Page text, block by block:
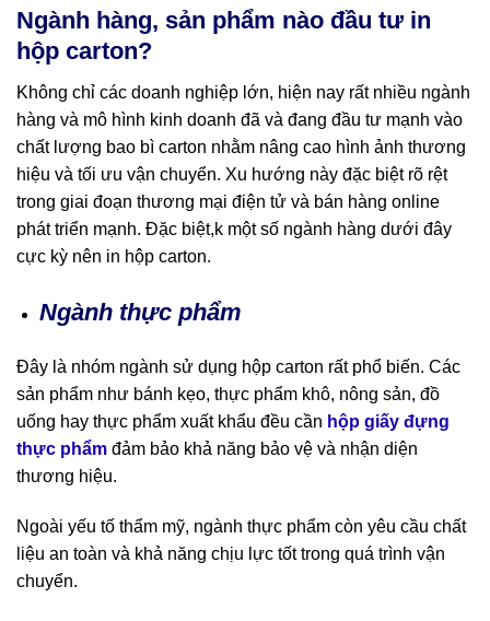
Ngành hàng, sản phẩm nào đầu tư in
hộp carton?
Không chỉ các doanh nghiệp lớn, hiện nay rất nhiều ngành
hàng và mô hình kinh doanh đã và đang đầu tư mạnh vào
chất lượng bao bì carton nhằm nâng cao hình ảnh thương
hiệu và tối ưu vận chuyển. Xu hướng này đặc biệt rõ rệt
trong giai đoạn thương mại điện tử và bán hàng online
phát triển mạnh. Đặc biệt,k một số ngành hàng dưới đây
cực kỳ nên in hộp carton.
Ngành thực phẩm
Đây là nhóm ngành sử dụng hộp carton rất phổ biến. Các
sản phẩm như bánh kẹo, thực phẩm khô, nông sản, đồ
uống hay thực phẩm xuất khẩu đều cần hộp giấy đựng
thực phẩm đảm bảo khả năng bảo vệ và nhận diện
thương hiệu.
Ngoài yếu tố thẩm mỹ, ngành thực phẩm còn yêu cầu chất
liệu an toàn và khả năng chịu lực tốt trong quá trình vận
chuyển.